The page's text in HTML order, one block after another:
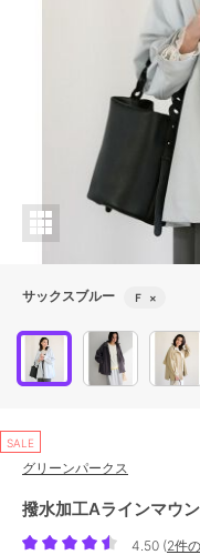
サックスブルー Ｆ ×
SALE
グリーンパークス
撥水加工Aラインマウ
4.50 (2件